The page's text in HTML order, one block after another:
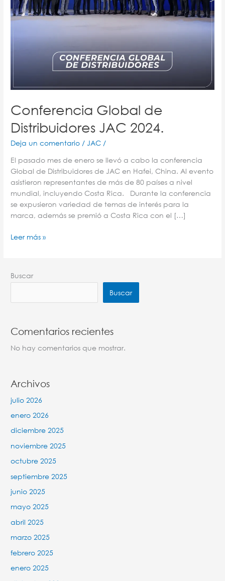
Conferencia Global de
Distribuidores JAC 2024.
Deja un comentario /JAC /
El pasado mes de enero se llevó a cabo la conferencia
Global de Distribuidores de JAC en Hafei, China. Al evento
asistieron representantes de más de 80 países a nivel
mundial, incluyendo Costa Rica. Durante la conferencia
se expusieron variedad de temas de interés para la
marca, además se premió a Costa Rica con el […]
Leer más »
Buscar
Buscar
Comentarios recientes
No hay comentarios que mostrar.
Archivos
julio 2026
enero 2026
diciembre 2025
noviembre 2025
octubre 2025
septiembre 2025
junio 2025
mayo 2025
abril 2025
marzo 2025
febrero 2025
enero 2025